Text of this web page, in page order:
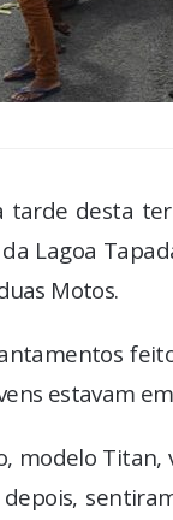
tarde desta
da Lagoa
Motos.
estavam
modelo